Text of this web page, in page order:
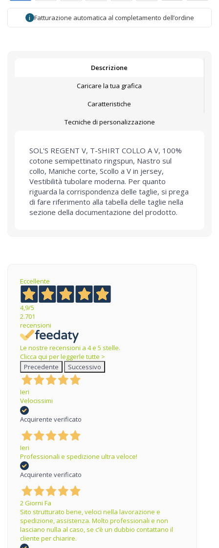
i Fatturazione automatica al completamento dell’ordine
Descrizione
Caricare la tua grafica
Caratteristiche
Tecniche di personalizzazione
SOL'S REGENT V, T-SHIRT COLLO A V, 100%
cotone semipettinato ringspun, Nastro sul
collo, Maniche corte, Scollo a V in jersey,
Vestibilità tubolare moderna. Per quanto
riguarda la corrispondenza delle taglie, si prega
di fare riferimento alla tabella delle taglie nella
sezione della documentazione del prodotto.
Eccellente
4,9/5
2.701
recensioni
Le nostre recensioni a 4 e 5 stelle.
Clicca qui per leggerle tutte >
Precedente
Successivo
Ieri
Velocissimi
Acquirente verificato
Ieri
Professionali e spedizione ultra veloce!
Acquirente verificato
2 Giorni Fa
Sito strutturato bene, veloci nella lavorazione e
spedizione, assistenza. Molto professionali e non
lasciano nulla al caso, se c’è un dubbio contattano il
cliente per chiarire.